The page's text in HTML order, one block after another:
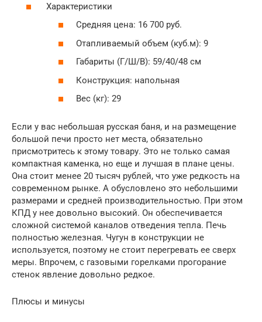
Характеристики
Средняя цена: 16 700 руб.
Отапливаемый объем (куб.м): 9
Габариты (Г/Ш/В): 59/40/48 см
Конструкция: напольная
Вес (кг): 29
Если у вас небольшая русская баня, и на размещение
большой печи просто нет места, обязательно
присмотритесь к этому товару. Это не только самая
компактная каменка, но еще и лучшая в плане цены.
Она стоит менее 20 тысяч рублей, что уже редкость на
современном рынке. А обусловлено это небольшими
размерами и средней производительностью. При этом
КПД у нее довольно высокий. Он обеспечивается
сложной системой каналов отведения тепла. Печь
полностью железная. Чугун в конструкции не
используется, поэтому не стоит перегревать ее сверх
меры. Впрочем, с газовыми горелками прогорание
стенок явление довольно редкое.
Плюсы и минусы